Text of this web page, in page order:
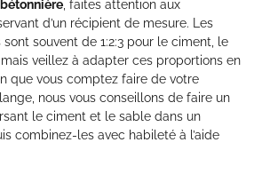
bétonnière, faites attention aux
d’un récipient de mesure. Les
souvent de 1:2:3 pour le ciment, le
veillez à adapter ces proportions en
que vous comptez faire de votre
nous vous conseillons de faire un
le ciment et le sable dans un
combinez-les avec habileté à l’aide